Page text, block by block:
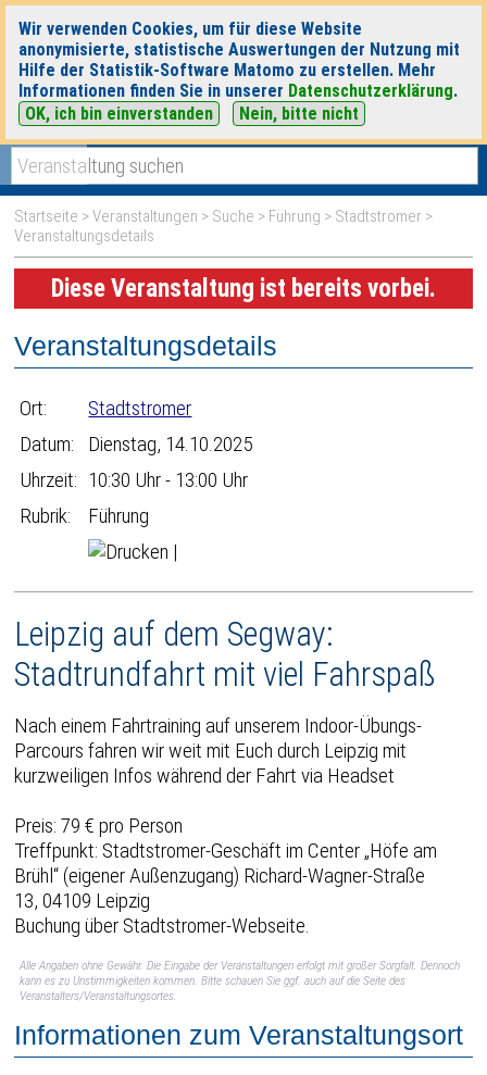
Wir verwenden Cookies, um für diese Website
anonymisierte, statistische Auswertungen der Nutzung mit
Hilfe der Statistik-Software Matomo zu erstellen. Mehr
Informationen finden Sie in unserer Datenschutzerklärung.
OK, ich bin einverstanden
Nein, bitte nicht
heute|morgen|
Startseite >Veranstaltungen > Suche > Führung > Stadtstromer >
Veranstaltungsdetails
Diese Veranstaltung ist bereits vorbei.
Veranstaltungsdetails
Ort:
Stadtstromer
Datum:
Dienstag, 14.10.2025
Uhrzeit: 10:30 Uhr - 13:00 Uhr
Rubrik:
Führung
|
Leipzig auf dem Segway:
Stadtrundfahrt mit viel Fahrspaß
Nach einem Fahrtraining auf unserem Indoor-Übungs-
Parcours fahren wir weit mit Euch durch Leipzig mit
kurzweiligen Infos während der Fahrt via Headset
Preis: 79 € pro Person
Treffpunkt: Stadtstromer-Geschäft im Center „Höfe am
Brühl“ (eigener Außenzugang) Richard-Wagner-Straße
13, 04109 Leipzig
Buchung über Stadtstromer-Webseite.
Alle Angaben ohne Gewähr. Die Eingabe der Veranstaltungen erfolgt mit großer Sorgfalt. Dennoch
kann es zu Unstimmigkeiten kommen. Bitte schauen Sie ggf. auch auf die Seite des
Veranstalters/Veranstaltungsortes.
Informationen zum Veranstaltungsort